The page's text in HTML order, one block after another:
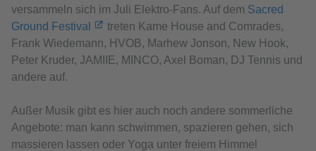
versammeln sich im Juli Elektro-Fans. Auf dem Sacred
Ground Festival
treten Kame House and Comrades,
Frank Wiedemann, HVOB, Marhew Jonson, New Hook,
Peter Kruder, JAMIIE, MINCO, Axel Boman, DJ Tennis und
andere auf.
Außer Musik gibt es hier auch noch andere sommerliche
Angebote: man kann schwimmen, spazieren gehen, sich
massieren lassen oder Yoga unter freiem Himmel